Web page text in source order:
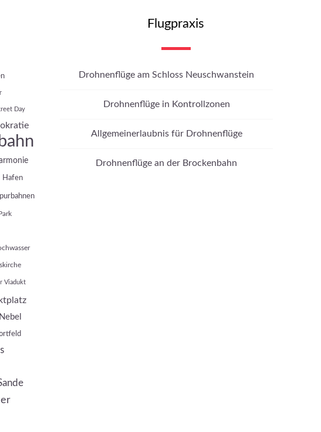
Day
Hafen
Viadukt
Nebel
Flugpraxis
Drohnenflüge am Schloss Neuschwanstein
Drohnenflüge in Kontrollzonen
Allgemeinerlaubnis für Drohnenflüge
Drohnenflüge an der Brockenbahn